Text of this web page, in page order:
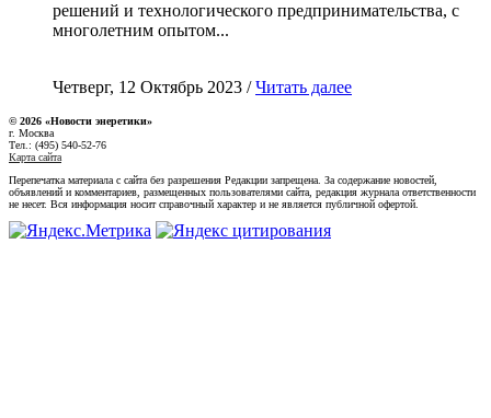
решений и технологического предпринимательства, с
многолетним опытом...
Четверг, 12 Октябрь 2023 /Читать далее
© 2026 «Новости энеретики»
г. Москва
Тел.: (495) 540-52-76
Карта сайта
Перепечатка материала с сайта без разрешения Редакции запрещена. За содержание новостей,
объявлений и комментариев, размещенных пользователями сайта, редакция журнала ответственности
не несет. Вся информация носит справочный характер и не является публичной офертой.